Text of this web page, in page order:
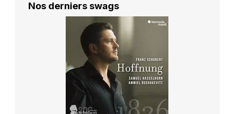
Nos derniers swags